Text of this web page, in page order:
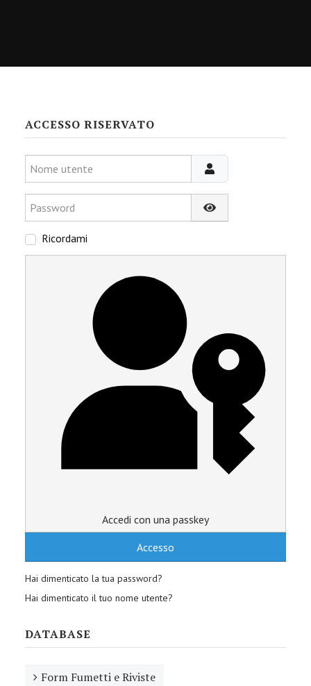
ACCESSO RISERVATO
Nome utente
Password
Mostra password
Ricordami
Accedi con una passkey
Accesso
Hai dimenticato la tua password?
Hai dimenticato il tuo nome utente?
DATABASE
Form Fumetti e Riviste